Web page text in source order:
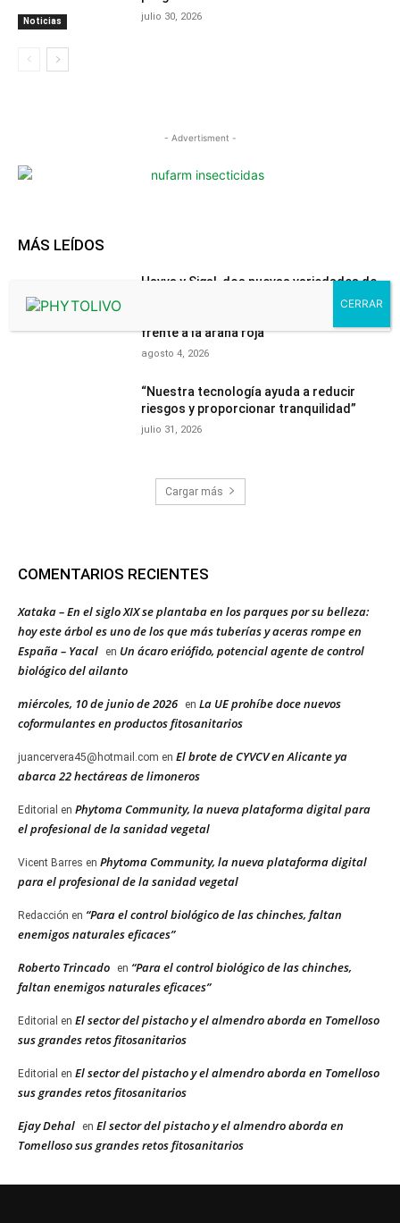
Noticias julio 30, 2026
- Advertisment -
MÁS LEÍDOS
Havva y Sigal, dos nuevas variedades de
mandarino, confirman en ensayos
frente a la araña roja
agosto 4, 2026
“Nuestra tecnología ayuda a reducir
riesgos y proporcionar tranquilidad”
julio 31, 2026
Cargar más
COMENTARIOS RECIENTES
Xataka – En el siglo XIX se plantaba en los parques por su belleza:
hoy este árbol es uno de los que más tuberías y aceras rompe en
España – Yacal
en Un ácaro eriófido, potencial agente de control
biológico del ailanto
miércoles, 10 de junio de 2026 en La UE prohíbe doce nuevos
coformulantes en productos fitosanitarios
juancervera45@hotmail.com en El brote de CYVCV en Alicante ya
abarca 22 hectáreas de limoneros
Editorial en Phytoma Community, la nueva plataforma digital para
el profesional de la sanidad vegetal
Vicent Barres en Phytoma Community, la nueva plataforma digital
para el profesional de la sanidad vegetal
Redacción en “Para el control biológico de las chinches, faltan
enemigos naturales eficaces”
Roberto Trincado en “Para el control biológico de las chinches,
faltan enemigos naturales eficaces”
Editorial en El sector del pistacho y el almendro aborda en Tomelloso
sus grandes retos fitosanitarios
Editorial en El sector del pistacho y el almendro aborda en Tomelloso
sus grandes retos fitosanitarios
Ejay Dehal en El sector del pistacho y el almendro aborda en
Tomelloso sus grandes retos fitosanitarios